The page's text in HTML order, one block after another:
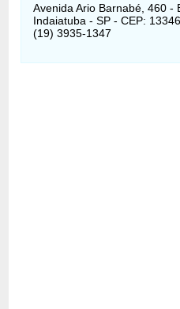
Avenida Ario Barnabé, 460 -
Indaiatuba - SP - CEP:
(19) 3935-1347